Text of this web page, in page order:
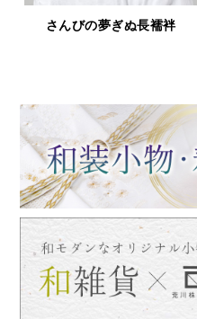
の羽織紐
鹿革と漆の